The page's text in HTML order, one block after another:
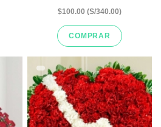
$100.00 (S/340.00)
COMPRAR